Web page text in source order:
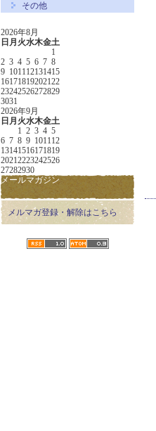
その他
2026年8月
日 月 火水木金土
1
2 3 4 5 6 7 8
9 101112131415
16171819202122
23242526272829
3031
2026年9月
日 月 火水木金土
1 2 3 4 5
6 7 8 9 101112
13141516171819
20212223242526
27282930
メールマガジン
メルマガ登録・解除はこちら